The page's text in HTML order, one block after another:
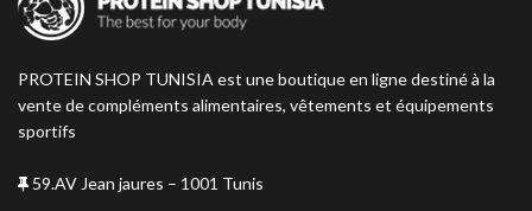
PROTEIN SHOP TUNISIA est une boutique en ligne destiné à la
vente de compléments alimentaires, vêtements et équipements
sportifs
59.AV Jean jaures – 1001 Tunis